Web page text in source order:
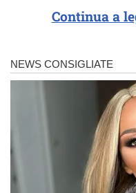
Continua a